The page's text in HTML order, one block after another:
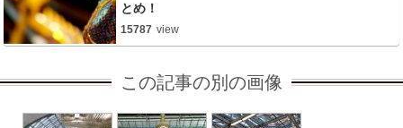
とめ！
15787 view
この記事の別の画像